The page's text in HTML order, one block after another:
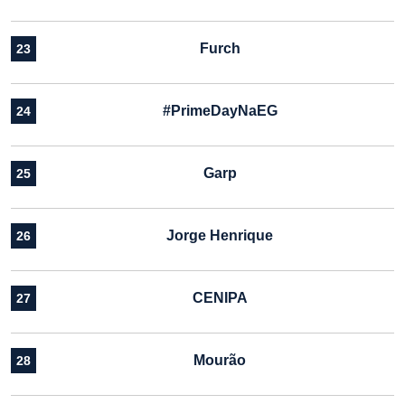
23 Furch
24 #PrimeDayNaEG
25 Garp
26 Jorge Henrique
27 CENIPA
28 Mourão